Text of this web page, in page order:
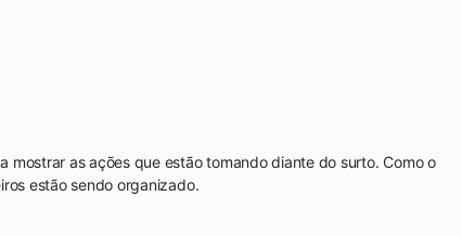
mostrar as ações que estão tomando diante do surto. Como o
estão sendo organizado.